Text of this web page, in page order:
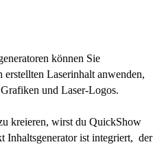
können Sie
Laserinhalt anwenden,
und Laser-Logos.
kreieren, wirst du QuickShow
Inhaltsgenerator ist integriert, der